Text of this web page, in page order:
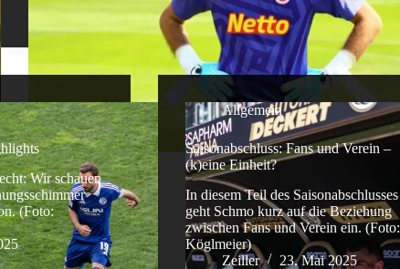
Wir schauen
(Foto:
Allgemein
Saisonabschluss: Fans und Verein –
(k)eine Einheit?
In diesem Teil des Saisonabschlusses
geht Schmo kurz auf die Beziehung
zwischen Fans und Verein ein. (Foto:
Köglmeier)
Zeiller
23. Mai 2025